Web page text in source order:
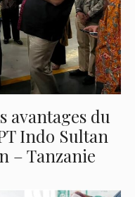
avantages du
Indo Sultan
– Tanzanie